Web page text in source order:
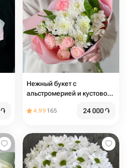
֏
Нежный букет с
альстромерией и кустовой
4.99 165 24 000֏